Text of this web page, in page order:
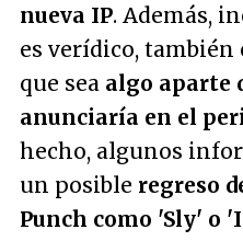
nueva IP. Además,
es verídico, también
que sea algo aparte
anunciaría en el
hecho, algunos
un posible regreso
Punch como 'Sly' o